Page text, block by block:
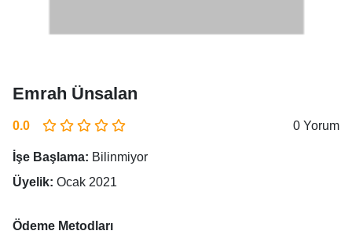
Emrah Ünsalan
0.0 0 Yorum
İşe Başlama: Bilinmiyor
Üyelik: Ocak 2021
Ödeme Metodları